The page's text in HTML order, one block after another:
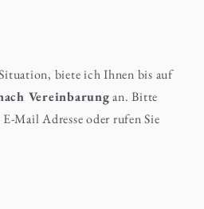
biete ich Ihnen bis auf
Vereinbarungan. Bitte
Mail Adresse oder rufen Sie